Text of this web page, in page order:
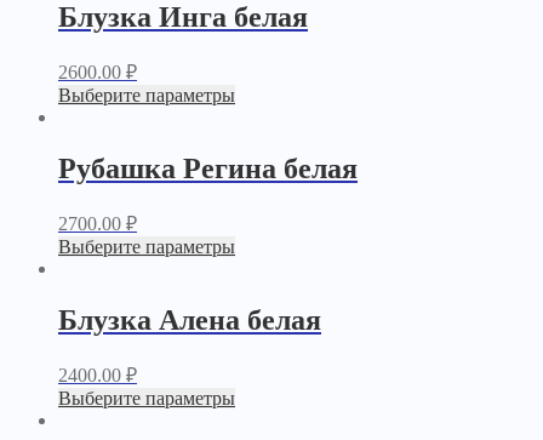
Блузка Инга белая
2600.00 ₽
Выберите параметры
Рубашка Регина белая
2700.00 ₽
Выберите параметры
Блузка Алена белая
2400.00 ₽
Выберите параметры